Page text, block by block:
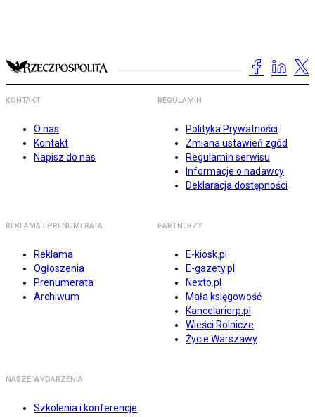
KONTAKT
O nas
Kontakt
Napisz do nas
REGULAMIN
Polityka Prywatności
Zmiana ustawień zgód
Regulamin serwisu
Informacje o nadawcy
Deklaracja dostępności
REKLAMA I PRENUMERATA
Reklama
Ogłoszenia
Prenumerata
Archiwum
PARTNERZY
E-kiosk.pl
E-gazety.pl
Nexto.pl
Mała księgowość
Kancelarierp.pl
Wieści Rolnicze
Życie Warszawy
NASZE WYDARZENIA
Szkolenia i konferencje